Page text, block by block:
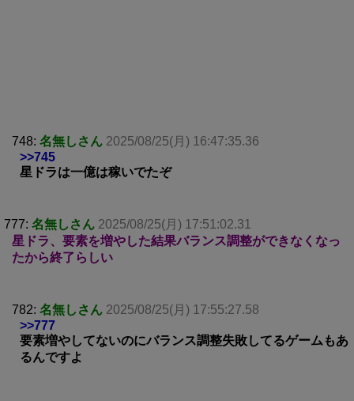
748: 名無しさん 2025/08/25(月) 16:47:35.36
>>745
星ドラは一億は稼いでたぞ
777: 名無しさん 2025/08/25(月) 17:51:02.31
星ドラ、要素を増やした結果バランス調整ができなくなっ
たから終了らしい
782: 名無しさん 2025/08/25(月) 17:55:27.58
>>777
要素増やしてないのにバランス調整失敗してるゲームもあ
るんですよ